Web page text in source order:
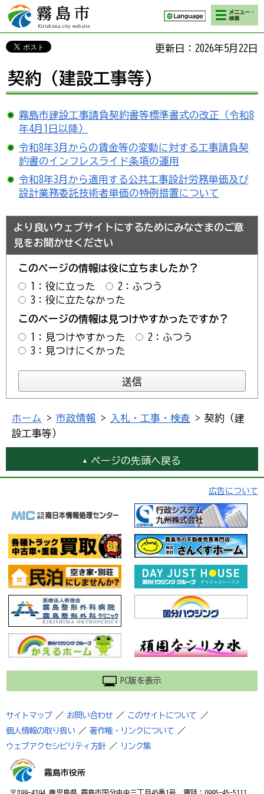
霧島市 Kirishima
city website
検索・メニ
ュー
更新日：2026年5月22日
契約（建設工事等）
霧島市建設工事請負契約書等標準書式の改正（令和8
年4月1日以降）
令和8年3月からの賃金等の変動に対する工事請負契
約書のインフレスライド条項の運用
令和8年3月から適用する公共工事設計労務単価及び
設計業務委託技術者単価の特例措置について
より良いウェブサイトにするためにみなさまのご意
見をお聞かせください
このページの情報は役に立ちましたか？
1：役に立った
2：ふつう
3：役に立たなかった
このページの情報は見つけやすかったですか？
1：見つけやすかった
2：ふつう
3：見つけにくかった
ホーム > 市政情報 > 入札・工事・検査 > 契約（建
設工事等）
ページの先頭へ戻る
広告について
PC版を表示
サイトマップ ／ お問い合わせ ／ このサイトについて
／
個人情報の取り扱い
／ 著作権・リンクについて
／
ウェブアクセシビリティ方針
／ リンク集
霧島市役所
〒899-4394 鹿児島県 霧島市国分中央三丁目45番1号 電話：0995-45-5111